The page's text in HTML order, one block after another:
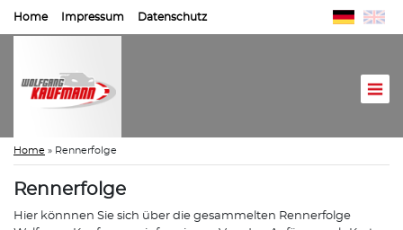
Home Impressum Datenschutz
Home » Rennerfolge
Rennerfolge
Hier könnnen Sie sich über die gesammelten Rennerfolge